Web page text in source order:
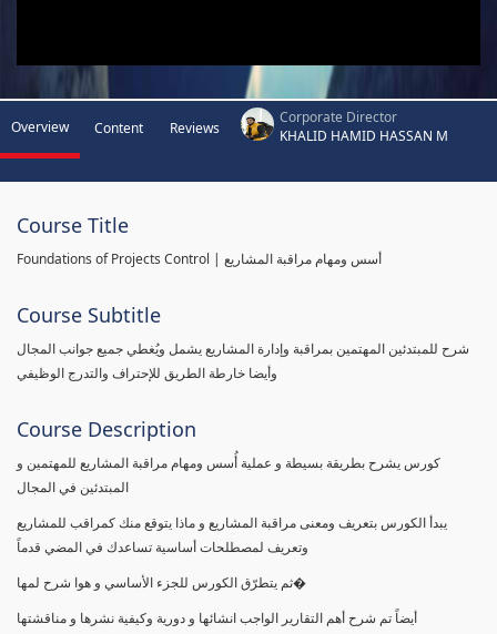
Overview Content Reviews
Corporate Director
KHALID HAMID HASSAN M
Course Title
Foundations of Projects Control | أسس ومهام مراقبة المشاريع
Course Subtitle
شرح للمبتدئين المهتمين بمراقبة وإدارة المشاريع يشمل ويُغطي جميع جوانب المجال
وأيضا خارطة الطريق للإحتراف والتدرج الوظيفي
Course Description
كورس يشرح بطريقة بسيطة و عملية أُسس ومهام مراقبة المشاريع للمهتمين و
المبتدئين في المجال
يبدأ الكورس بتعريف ومعنى مراقبة المشاريع و ماذا يتوقع منك كمراقب للمشاريع
وتعريف لمصطلحات أساسية تساعدك في المضي قدماً
ثم يتطرّق الكورس للجزء الأساسي و هوا شرح لمها�
أيضاً تم شرح أهم التقارير الواجب انشائها و دورية وكيفية نشرها و مناقشتها